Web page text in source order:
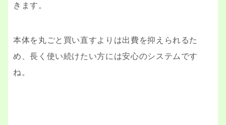
きます。
本体を丸ごと買い直すよりは出費を抑えられるた
め、長く使い続けたい方には安心のシステムです
ね。